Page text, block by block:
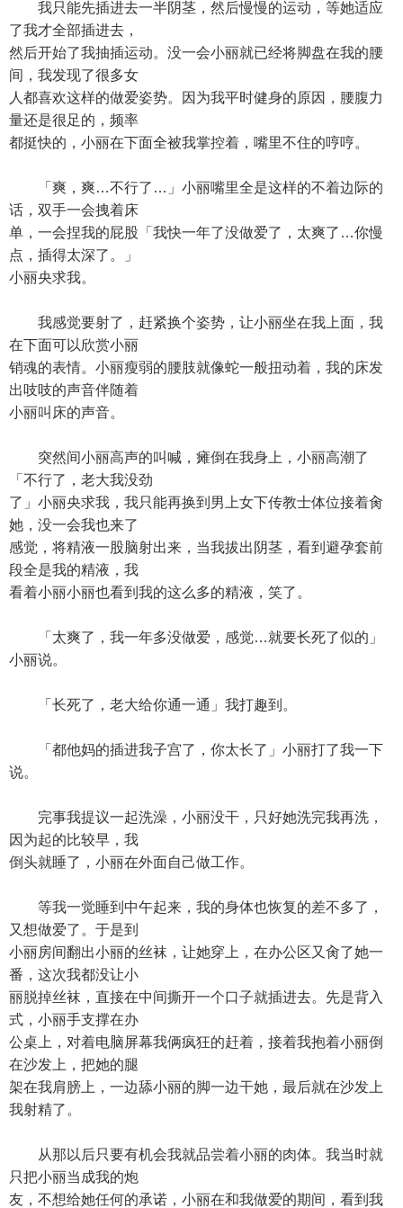
我只能先插进去一半阴茎，然后慢慢的运动，等她适应
了我才全部插进去，
然后开始了我抽插运动。没一会小丽就已经将脚盘在我的腰
间，我发现了很多女
人都喜欢这样的做爱姿势。因为我平时健身的原因，腰腹力
量还是很足的，频率
都挺快的，小丽在下面全被我掌控着，嘴里不住的哼哼。
「爽，爽…不行了…」小丽嘴里全是这样的不着边际的
话，双手一会拽着床
单，一会捏我的屁股「我快一年了没做爱了，太爽了…你慢
点，插得太深了。」
小丽央求我。
我感觉要射了，赶紧换个姿势，让小丽坐在我上面，我
在下面可以欣赏小丽
销魂的表情。小丽瘦弱的腰肢就像蛇一般扭动着，我的床发
出吱吱的声音伴随着
小丽叫床的声音。
突然间小丽高声的叫喊，瘫倒在我身上，小丽高潮了
「不行了，老大我没劲
了」小丽央求我，我只能再换到男上女下传教士体位接着肏
她，没一会我也来了
感觉，将精液一股脑射出来，当我拔出阴茎，看到避孕套前
段全是我的精液，我
看着小丽小丽也看到我的这么多的精液，笑了。
「太爽了，我一年多没做爱，感觉…就要长死了似的」
小丽说。
「长死了，老大给你通一通」我打趣到。
「都他妈的插进我子宫了，你太长了」小丽打了我一下
说。
完事我提议一起洗澡，小丽没干，只好她洗完我再洗，
因为起的比较早，我
倒头就睡了，小丽在外面自己做工作。
等我一觉睡到中午起来，我的身体也恢复的差不多了，
又想做爱了。于是到
小丽房间翻出小丽的丝袜，让她穿上，在办公区又肏了她一
番，这次我都没让小
丽脱掉丝袜，直接在中间撕开一个口子就插进去。先是背入
式，小丽手支撑在办
公桌上，对着电脑屏幕我俩疯狂的赶着，接着我抱着小丽倒
在沙发上，把她的腿
架在我肩膀上，一边舔小丽的脚一边干她，最后就在沙发上
我射精了。
从那以后只要有机会我就品尝着小丽的肉体。我当时就
只把小丽当成我的炮
友，不想给她任何的承诺，小丽在和我做爱的期间，看到我